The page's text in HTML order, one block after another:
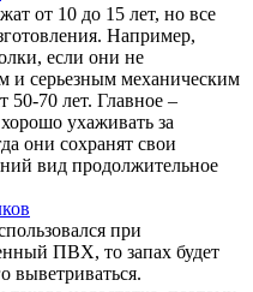
от 10 до 15 лет, но все
Например,
если они не
и серьезным механическим
50-70 лет. Главное –
ухаживать за
они сохранят свои
вид продолжительное
при
ПВХ, то запах будет
выветриваться.